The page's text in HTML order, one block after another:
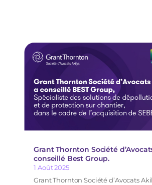
Grant Thornton Société
conseillé Best Group.
1 Août 2025
Grant Thornton Société d’Avocats